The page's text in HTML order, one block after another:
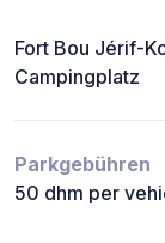
Fort Bou Jérif-
Campingplatz
Parkgebühren
50 dhm per